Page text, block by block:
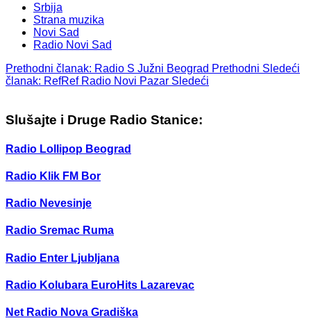
Srbija
Strana muzika
Novi Sad
Radio Novi Sad
Prethodni članak: Radio S Južni Beograd Prethodni Sledeći
članak: RefRef Radio Novi Pazar Sledeći
Slušajte i Druge Radio Stanice:
Radio Lollipop Beograd
Radio Klik FM Bor
Radio Nevesinje
Radio Sremac Ruma
Radio Enter Ljubljana
Radio Kolubara EuroHits Lazarevac
Net Radio Nova Gradiška